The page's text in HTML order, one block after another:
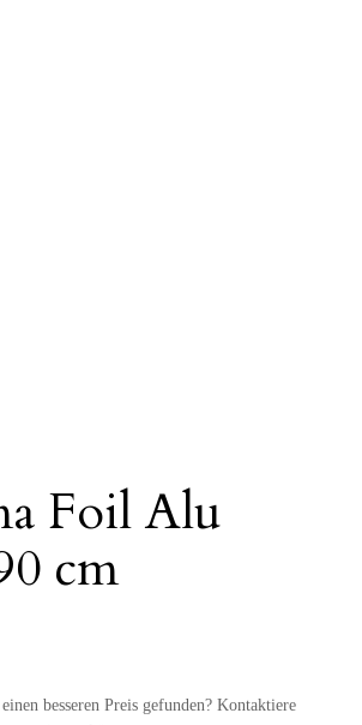
Foil Alu
cm
besseren Preis gefunden? Kontaktiere